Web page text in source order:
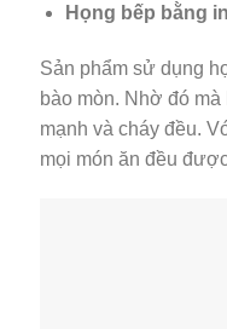
Họng bếp bằng
Sản phẩm sử dụng
bào mòn. Nhờ đó
mạnh và cháy đều.
mọi món ăn đều